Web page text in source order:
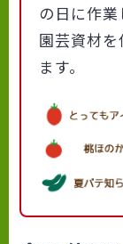
の日に作業
園芸資材
ます。